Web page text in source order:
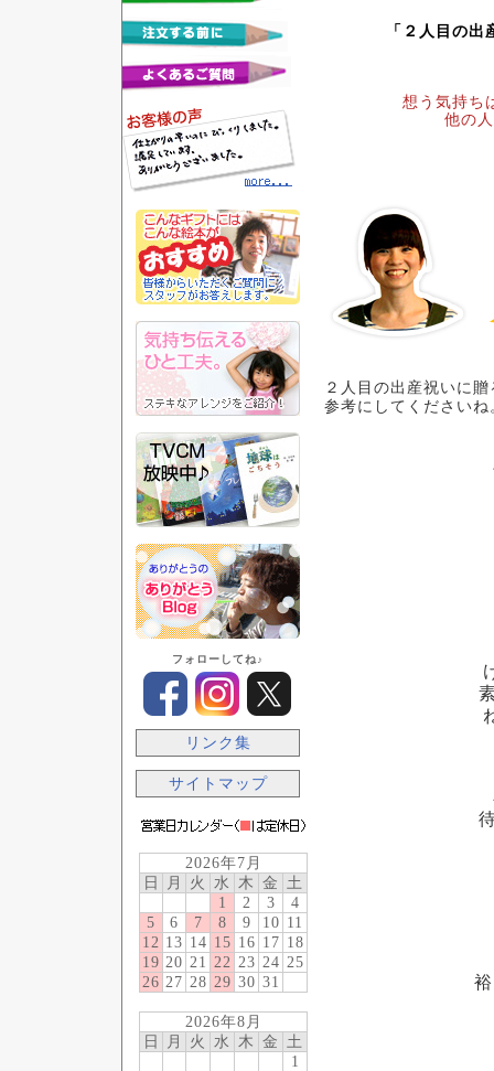
フォローしてね♪
リンク集
サイトマップ
2026年7月
日
月 火 水 木 金 土
1
2 3
4
5
6 7 8 9 10 11
12 13 14 15 16 17 18
19 20 21 22 23 24 25
26 27 28 29 30 31
2026年8月
日
月 火 水 木 金 土
1
「２人目の
想う気持ち
他の
２人目の出産祝いに
参考にしてくださいね